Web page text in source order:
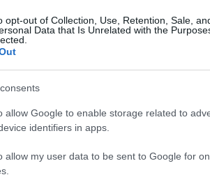
opt-out of Collection, Use, Retention, Sale,
Data that Is Unrelated with the
allow Google to enable storage related to
identifiers in apps.
allow my user data to be sent to Google for
prima si moriva per questo, si moriva per
ne sono queste donne, immaginate da
della Tradizione mediterranea:
il coltello al figlio affinché il
sacro della vendetta
. Il mondo
la gara di arco nel palazzo dove
possano ristabilire l’ordine ad Itaca,
non ha nulla a che vedere con
abituato, piuttosto un atto, che